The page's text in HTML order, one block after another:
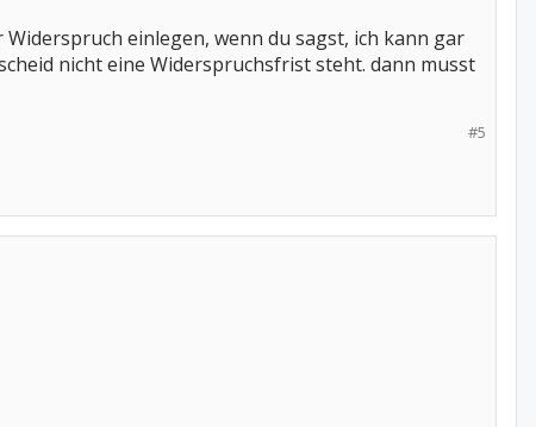
einlegen, wenn du sagst, ich kann gar
nicht eine Widerspruchsfrist steht. dann musst
#5